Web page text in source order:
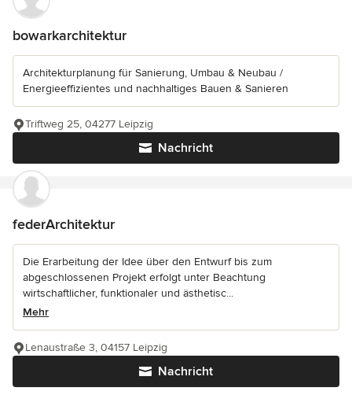
bowarkarchitektur
Architekturplanung für Sanierung, Umbau & Neubau /
Energieeffizientes und nachhaltiges Bauen & Sanieren
Nachricht
Triftweg 25, 04277 Leipzig
federArchitektur
Die Erarbeitung der Idee über den Entwurf bis zum
abgeschlossenen Projekt erfolgt unter Beachtung
wirtschaftlicher, funktionaler und ästhetisc...
Mehr
Nachricht
Lenaustraße 3, 04157 Leipzig